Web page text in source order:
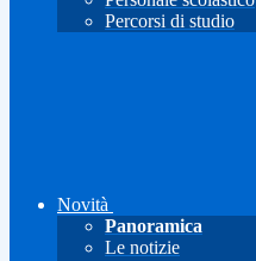
Percorsi di studio
Novità
Panoramica
Le notizie